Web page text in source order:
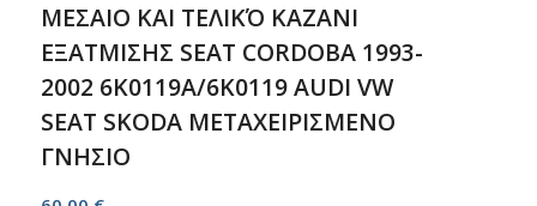
ΜΕΣΑΙΟ ΚΑΙ ΤΕΛΙΚΌ ΚΑΖΑΝΙ
ΕΞΑΤΜΙΣΗΣ SEAT CORDOBA 1993-
2002 6K0119A/6K0119 AUDI VW
SEAT SKODA ΜΕΤΑΧΕΙΡΙΣΜΕΝΟ
ΓΝΗΣΙΟ